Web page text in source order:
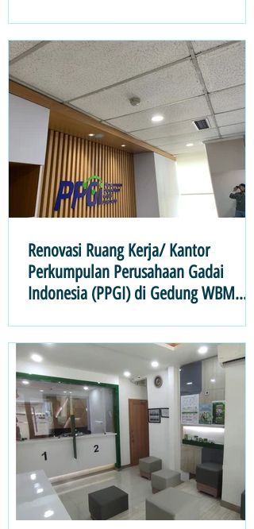
Renovasi Ruang Kerja/ Kantor
Perkumpulan Perusahaan Gadai
Indonesia (PPGI) di Gedung WBM